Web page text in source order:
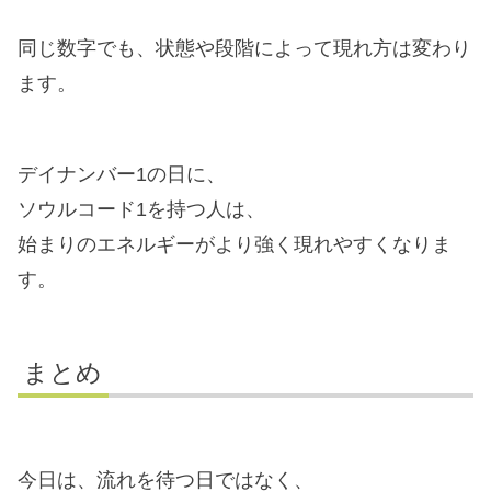
同じ数字でも、状態や段階によって現れ方は変わり
ます。
デイナンバー1の日に、
ソウルコード1を持つ人は、
始まりのエネルギーがより強く現れやすくなりま
す。
まとめ
今日は、流れを待つ日ではなく、